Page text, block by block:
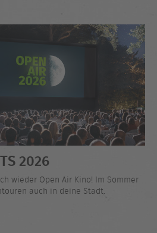
2026
wieder Open Air Kino! Im Sommer
auch in deine Stadt.